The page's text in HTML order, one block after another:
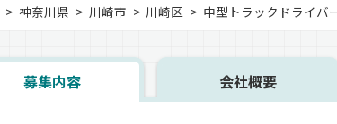
神奈川県 川崎市 川崎区 中型トラックドライバ
募集内容 会社概要